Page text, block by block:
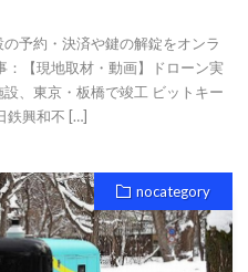
予約・決済や鍵の解錠をオンラ
：【現地取材・動画】ドローン実
、東京・板橋で竣工 ビットキー
鉄興和不 […]
nocategory